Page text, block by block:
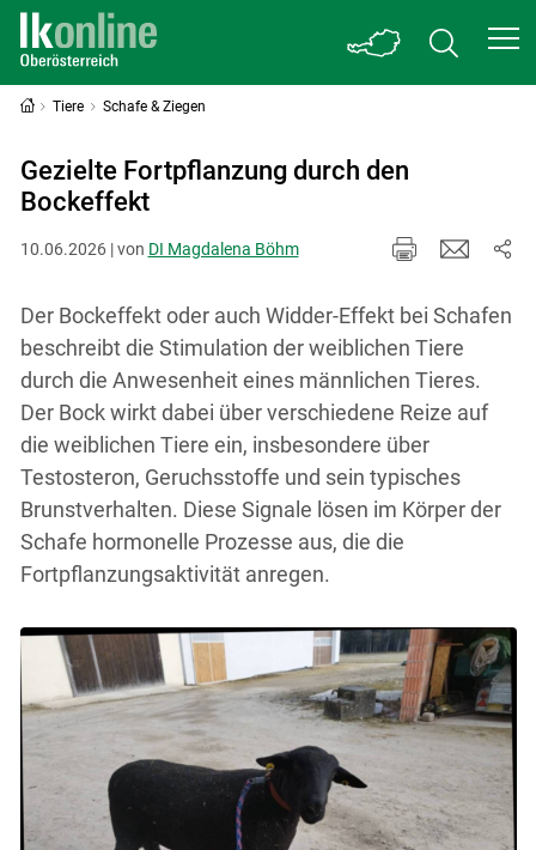
Tiere Schafe & Ziegen
Gezielte Fortpflanzung durch den
Bockeffekt
10.06.2026 | von DI Magdalena Böhm
Der Bockeffekt oder auch Widder-Effekt bei Schafen
beschreibt die Stimulation der weiblichen Tiere
durch die Anwesenheit eines männlichen Tieres.
Der Bock wirkt dabei über verschiedene Reize auf
die weiblichen Tiere ein, insbesondere über
Testosteron, Geruchsstoffe und sein typisches
Brunstverhalten. Diese Signale lösen im Körper der
Schafe hormonelle Prozesse aus, die die
Fortpflanzungsaktivität anregen.